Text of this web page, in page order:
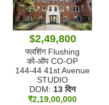
$2,49,800
फ्लशिंग Flushing
को-ऑप CO-OP
144-44 41st Avenue
STUDIO
DOM: 13 दिन
₹2,19,00,000